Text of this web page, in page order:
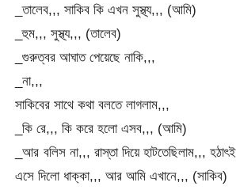
_তালেব,,, সাকিব কি এখন সুস্থ্য,,, (আমি)
_হুম,,, সুস্থ্য,,, (তালেব)
_গুরুত্বর আঘাত পেয়েছে নাকি,,,
_না,,,
সাকিবের সাথে কথা বলতে লাগলাম,,,
_কি রে,,, কি করে হলো এসব,,, (আমি)
_আর বলিস না,,, রাস্তা দিয়ে হাটতেছিলাম,,,
এসে দিলো ধাক্কা,,, আর আমি এখানে,,, (সাকিব)